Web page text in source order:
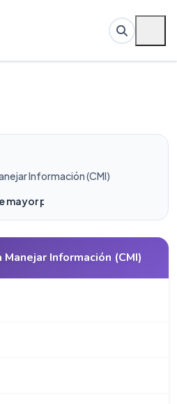
Información (CMI)
mayor provecho a Google
Información (CMI)